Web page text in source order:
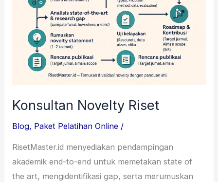
Konsultan Novelty Riset
Blog, Paket Pelatihan Online /
RisetMaster.id menyediakan pendampingan
akademik end-to-end untuk memetakan state of
the art, mengidentifikasi gap, serta merumuskan